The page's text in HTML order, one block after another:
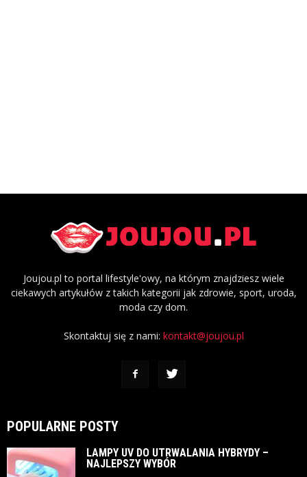
Joujou.pl to portal lifestyle'owy, na którym znajdziesz wiele
ciekawych artykułów z takich kategorii jak zdrowie, sport, uroda,
moda czy dom.
Skontaktuj się z nami: kontakt@joujou.pl
POPULARNE POSTY
LAMPY UV DO UTRWALANIA HYBRYDY –
NAJLEPSZY WYBÓR